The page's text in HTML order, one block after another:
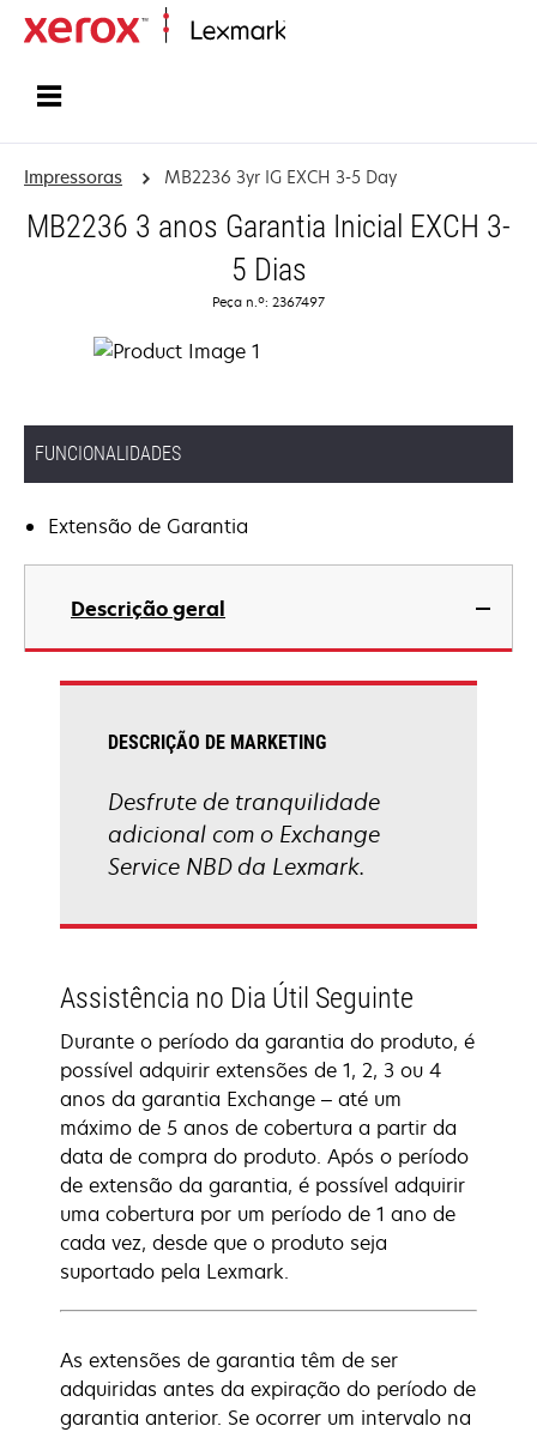
Impressoras MB2236 3yr IG EXCH 3-5 Day
MB2236 3 anos Garantia Inicial EXCH 3-
5 Dias
Peça n.º: 2367497
FUNCIONALIDADES
Extensão de Garantia
Descrição geral
DESCRIÇÃO DE MARKETING
Desfrute de tranquilidade
adicional com o Exchange
Service NBD da Lexmark.
Assistência no Dia Útil Seguinte
Durante o período da garantia do produto, é
possível adquirir extensões de 1, 2, 3 ou 4
anos da garantia Exchange – até um
máximo de 5 anos de cobertura a partir da
data de compra do produto. Após o período
de extensão da garantia, é possível adquirir
uma cobertura por um período de 1 ano de
cada vez, desde que o produto seja
suportado pela Lexmark.
As extensões de garantia têm de ser
adquiridas antes da expiração do período de
garantia anterior. Se ocorrer um intervalo na